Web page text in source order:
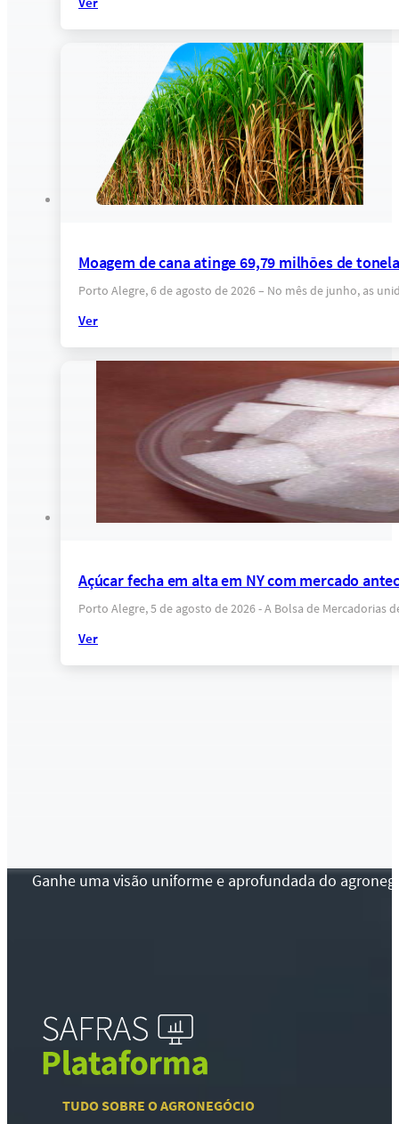
Moagem de cana atinge 69,79 milhões de
Porto Alegre, 6 de agosto de 2026 – No mês de junho, as
Ver
Açúcar fecha em alta em NY com mercado
Porto Alegre, 5 de agosto de 2026 - A Bolsa de Mercadorias
Ver
Ganhe uma visão uniforme e aprofundada do
TUDO SOBRE O AGRONEGÓCIO